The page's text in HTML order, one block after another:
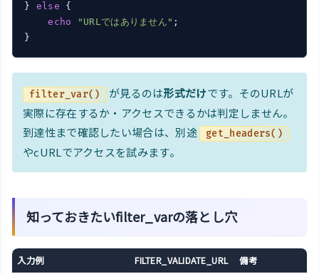
} else {
echo
"URLではありません" ;
filter_var() が見るのは形式だけです。そのURLが
実際に存在するか・アクセスできるかは判定しません。
到達性まで確認したい場合は、別途
get_headers()
やcURLでアクセスを試みます。
知っておきたいfilter_varの落とし穴
入力例 FILTER_VALIDATE_URL 備考